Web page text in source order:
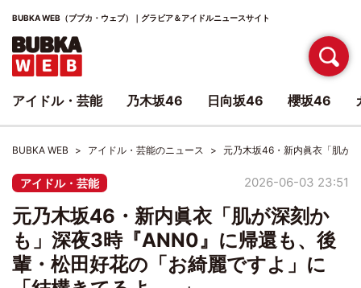
BUBKA WEB（ブブカ・ウェブ）｜グラビア＆アイドルニュースサイト
BUBKA WEB アイドル・芸能のニュース 元乃木坂46・新内眞衣「肌が
アイドル・芸能 2026-06-03 23:51
元乃木坂46・新内眞衣「肌が深刻か
も」深夜3時『ANN0』に帰還も、後
輩・松田好花の「お綺麗ですよ」に
アイドル・芸能 乃木坂46 日向坂46 櫻坂46